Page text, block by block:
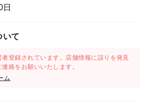
いて
者登録されています。店舗情報に誤りを発見
絡をお願いいたします。
ム